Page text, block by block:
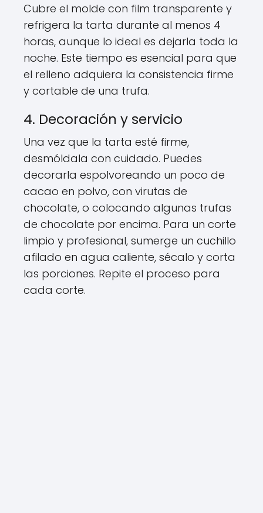
Cubre el molde con film transparente y
refrigera la tarta durante al menos 4
horas, aunque lo ideal es dejarla toda la
noche. Este tiempo es esencial para que
el relleno adquiera la consistencia firme
y cortable de una trufa.
4. Decoración y servicio
Una vez que la tarta esté firme,
desmóldala con cuidado. Puedes
decorarla espolvoreando un poco de
cacao en polvo, con virutas de
chocolate, o colocando algunas trufas
de chocolate por encima. Para un corte
limpio y profesional, sumerge un cuchillo
afilado en agua caliente, sécalo y corta
las porciones. Repite el proceso para
cada corte.